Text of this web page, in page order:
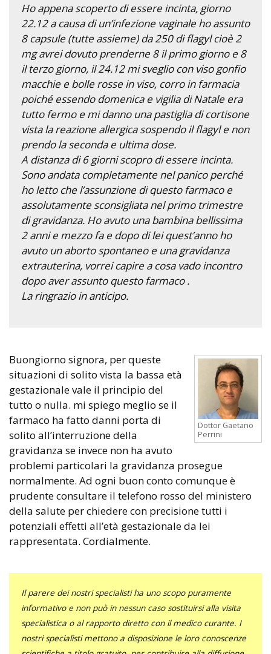
Ho appena scoperto di essere incinta, giorno
22.12 a causa di un’infezione vaginale ho assunto
8 capsule (tutte assieme) da 250 di flagyl cioè 2
mg avrei dovuto prenderne 8 il primo giorno e 8
il terzo giorno, il 24.12 mi sveglio con viso gonfio
macchie e bolle rosse in viso, corro in farmacia
poiché essendo domenica e vigilia di Natale era
tutto fermo e mi danno una pastiglia di cortisone
vista la reazione allergica sospendo il flagyl e non
prendo la seconda e ultima dose.
A distanza di 6 giorni scopro di essere incinta.
Sono andata completamente nel panico perché
ho letto che l’assunzione di questo farmaco e
assolutamente sconsigliata nel primo trimestre
di gravidanza. Ho avuto una bambina bellissima
2 anni e mezzo fa e dopo di lei quest’anno ho
avuto un aborto spontaneo e una gravidanza
extrauterina, vorrei capire a cosa vado incontro
dopo aver assunto questo farmaco .
La ringrazio in anticipo.
Dottor Gaetano
Perrini
Buongiorno signora, per queste
situazioni di solito vista la bassa età
gestazionale vale il principio del
tutto o nulla. mi spiego meglio se il
farmaco ha fatto danni porta di
solito all’interruzione della
gravidanza se invece non ha avuto
problemi particolari la gravidanza prosegue
normalmente. Ad ogni buon conto comunque è
prudente consultare il telefono rosso del ministero
della salute per chiedere con precisione tutti i
potenziali effetti all’età gestazionale da lei
rappresentata. Cordialmente.
Il parere dei nostri specialisti ha uno scopo puramente
informativo e non può in nessun caso sostituirsi alla visita
specialistica o al rapporto diretto con il medico curante. I
nostri specialisti mettono a disposizione le loro conoscenze